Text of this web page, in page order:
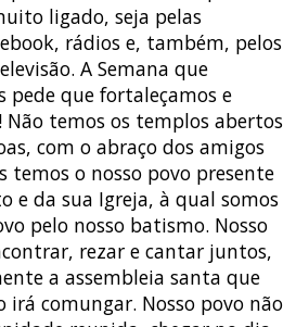
ligado, seja pelas
rádios e, também, pelos
A Semana que
pede que fortaleçamos e
Não temos os templos abertos
com o abraço dos amigos
temos o nosso povo presente
e da sua Igreja, à qual somos
pelo nosso batismo. Nosso
rezar e cantar juntos,
a assembleia santa que
irá comungar. Nosso povo não